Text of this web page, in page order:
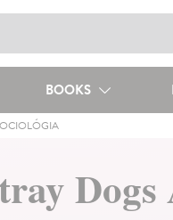
BOOKS
Dogs